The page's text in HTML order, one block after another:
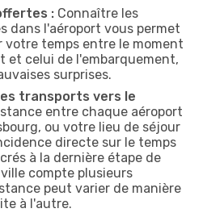
: Connaître les
dans l'aéroport vous permet
votre temps entre le moment
et celui de l'embarquement,
surprises.
transports vers le
entre chaque aéroport
ou votre lieu de séjour
directe sur le temps
à la dernière étape de
compte plusieurs
peut varier de manière
à l'autre.